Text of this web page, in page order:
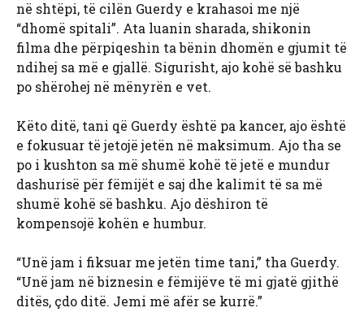
në shtëpi, të cilën Guerdy e krahasoi me një
“dhomë spitali”. Ata luanin sharada, shikonin
filma dhe përpiqeshin ta bënin dhomën e gjumit të
ndihej sa më e gjallë. Sigurisht, ajo kohë së bashku
po shërohej në mënyrën e vet.
Këto ditë, tani që Guerdy është pa kancer, ajo është
e fokusuar të jetojë jetën në maksimum. Ajo tha se
po i kushton sa më shumë kohë të jetë e mundur
dashurisë për fëmijët e saj dhe kalimit të sa më
shumë kohë së bashku. Ajo dëshiron të
kompensojë kohën e humbur.
“Unë jam i fiksuar me jetën time tani,” tha Guerdy.
“Unë jam në biznesin e fëmijëve të mi gjatë gjithë
ditës, çdo ditë. Jemi më afër se kurrë.”